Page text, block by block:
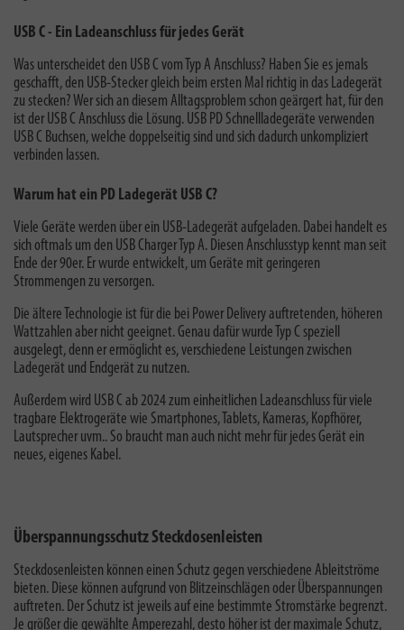
USB C - Ein Ladeanschluss für jedes Gerät
Was unterscheidet den USB C vom Typ A Anschluss? Haben Sie es jemals
geschafft, den USB-Stecker gleich beim ersten Mal richtig in das Ladegerät
zu stecken? Wer sich an diesem Alltagsproblem schon geärgert hat, für den
ist der USB C Anschluss die Lösung. USB PD Schnellladegeräte verwenden
USB C Buchsen, welche doppelseitig sind und sich dadurch unkompliziert
verbinden lassen.
Warum hat ein PD Ladegerät USB C?
Viele Geräte werden über ein USB-Ladegerät aufgeladen. Dabei handelt es
sich oftmals um den USB Charger Typ A. Diesen Anschlusstyp kennt man seit
Ende der 90er. Er wurde entwickelt, um Geräte mit geringeren
Strommengen zu versorgen.
Die ältere Technologie ist für die bei Power Delivery auftretenden, höheren
Wattzahlen aber nicht geeignet. Genau dafür wurde Typ C speziell
ausgelegt, denn er ermöglicht es, verschiedene Leistungen zwischen
Ladegerät und Endgerät zu nutzen.
Außerdem wird USB C ab 2024 zum einheitlichen Ladeanschluss für viele
tragbare Elektrogeräte wie Smartphones, Tablets, Kameras, Kopfhörer,
Lautsprecher uvm.. So braucht man auch nicht mehr für jedes Gerät ein
neues, eigenes Kabel.
Überspannungsschutz Steckdosenleisten
Steckdosenleisten können einen Schutz gegen verschiedene Ableitströme
bieten. Diese können aufgrund von Blitzeinschlägen oder Überspannungen
auftreten. Der Schutz ist jeweils auf eine bestimmte Stromstärke begrenzt.
Je größer die gewählte Amperezahl, desto höher ist der maximale Schutz,